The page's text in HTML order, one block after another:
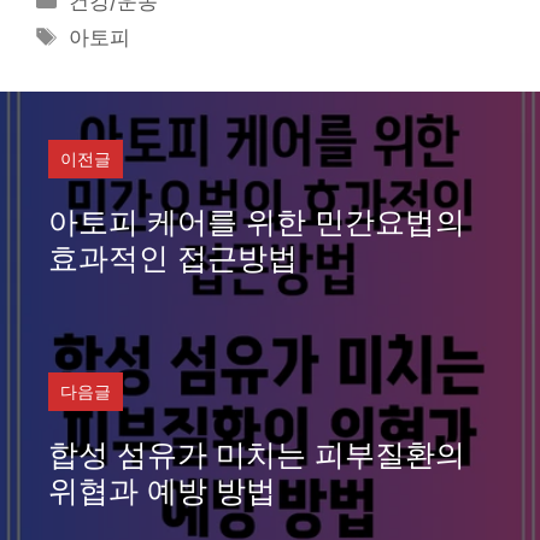
테
고
리
태
아토피
이전글
아토피 케어를 위한 민간요법의
효과적인 접근방법
다음글
합성 섬유가 미치는 피부질환의
위협과 예방 방법